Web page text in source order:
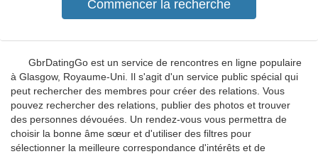
GbrDatingGo est un service de rencontres en ligne populaire
à Glasgow, Royaume-Uni. Il s'agit d'un service public spécial qui
peut rechercher des membres pour créer des relations. Vous
pouvez rechercher des relations, publier des photos et trouver
des personnes dévouées. Un rendez-vous vous permettra de
choisir la bonne âme sœur et d'utiliser des filtres pour
sélectionner la meilleure correspondance d'intérêts et de